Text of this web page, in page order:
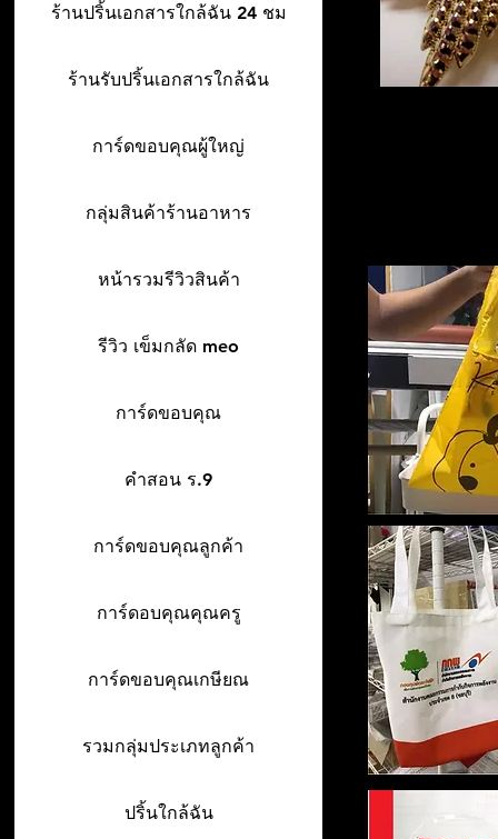
ร้านปริ้นเอกสารใกล้ฉัน 24 ชม
ร้านรับปริ้นเอกสารใกล้ฉัน
การ์ดขอบคุณผู้ใหญ่
กลุ่มสินค้าร้านอาหาร
หน้ารวมรีวิวสินค้า
รีวิว เข็มกลัด meo
การ์ดขอบคุณ
คำสอน ร.9
การ์ดขอบคุณลูกค้า
การ์ดอบคุณคุณครู
การ์ดขอบคุณเกษียณ
รวมกลุ่มประเภทลูกค้า
ปริ้นใกล้ฉัน